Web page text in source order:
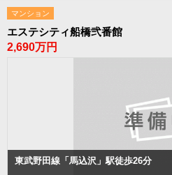
マンション
エステシティ船橋弐番館
2,690万円
東武野田線「馬込沢」駅徒歩26分